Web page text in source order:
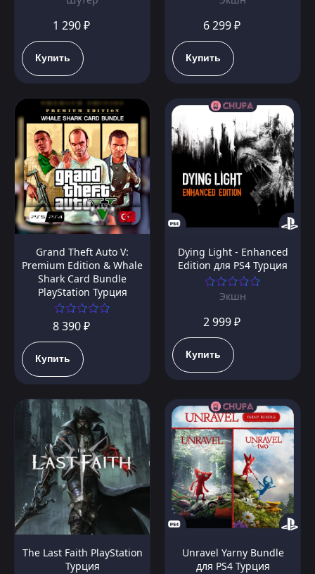
1 290 ₽
Купить
6 299 ₽
Купить
Grand Theft Auto V:
Premium Edition & Whale
Shark Card Bundle
PlayStation Турция
8 390 ₽
Купить
Dying Light - Enhanced
Edition для PS4 Турция
Экшн
2 999 ₽
Купить
The Last Faith PlayStation
Турция
Unravel Yarny Bundle
для PS4 Турция